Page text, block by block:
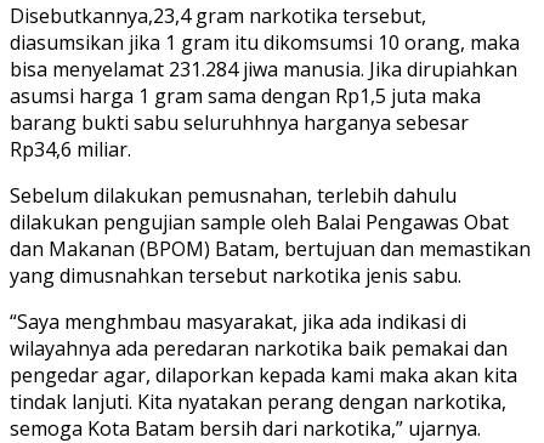
Disebutkannya,23,4 gram narkotika tersebut,
diasumsikan jika 1 gram itu dikomsumsi 10 orang, maka
bisa menyelamat 231.284 jiwa manusia. Jika dirupiahkan
asumsi harga 1 gram sama dengan Rp1,5 juta maka
barang bukti sabu seluruhhnya harganya sebesar
Rp34,6 miliar.
Sebelum dilakukan pemusnahan, terlebih dahulu
dilakukan pengujian sample oleh Balai Pengawas Obat
dan Makanan (BPOM) Batam, bertujuan dan memastikan
yang dimusnahkan tersebut narkotika jenis sabu.
“Saya menghmbau masyarakat, jika ada indikasi di
wilayahnya ada peredaran narkotika baik pemakai dan
pengedar agar, dilaporkan kepada kami maka akan kita
tindak lanjuti. Kita nyatakan perang dengan narkotika,
semoga Kota Batam bersih dari narkotika,” ujarnya.